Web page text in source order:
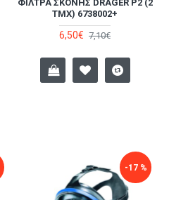
ΦΊΛΤΡΑ ΣΚΌΝΗΣ DRAGER Ρ2 (2
TMX) 6738002+
6,50€ 7,10€
-17 %